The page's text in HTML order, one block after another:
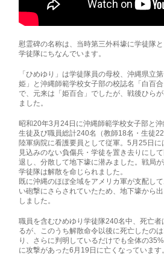
慰霊碑の名称は、当時第三外科壕に学徒隊
学徒隊にちなんでいます。
「ひめゆり」は学徒隊員の母校、沖縄県立
姫」と沖縄師範学校女子部の校誌名「白百
で、元来は「姫百合」でしたが、戦後ひら
ました。
昭和20年3月24日に沖縄師範学校女子部と
生徒及び職員総計240名（教師18名・生徒
陸軍病院に看護要員として従軍。5月25日
見込みのない負傷兵・学徒を置き去りにし
退し、分散して地下壕に潜みました。戦局
学徒隊は解散を命じられました。
既に沖縄のほぼ全域をアメリカ軍が支配し
い砲撃にさらされていたため、地下壕から
しました。
職員を含むひめゆり学徒隊240名中、死亡
るが、このうち解散命令以後に死亡したの
り、さらに判明しているだけでも全体の
に攻撃があった6月19日に亡くなっています